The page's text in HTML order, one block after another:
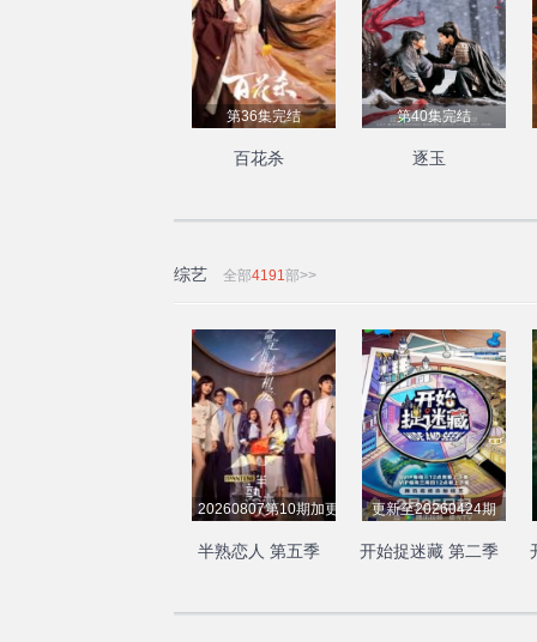
第36集完结
百花杀
第40集完结
逐玉
综艺 全部4191部>>
20260807第10期加更下
半熟恋人 第五季
更新至20260424期
开始捉迷藏 第二季